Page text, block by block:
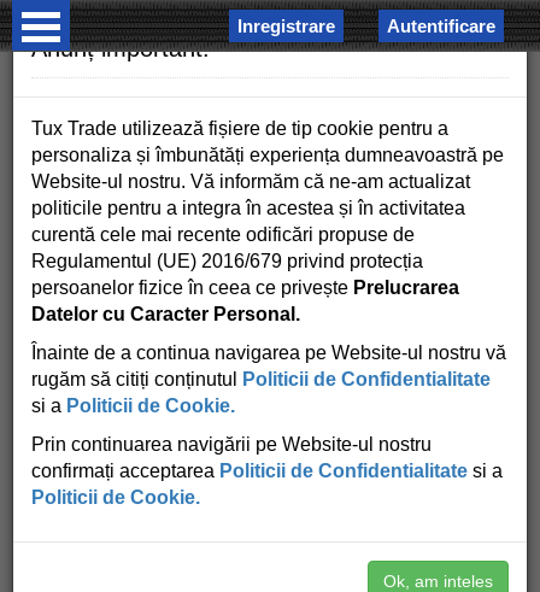
Inregistrare Autentificare
COSUL MEU
0 produse - 0.00 RON
Acasa Anvelope all seasons
×
Anunț important!
Tux Trade utilizează fișiere de tip cookie pentru a
personaliza și îmbunătăți experiența dumneavoastră pe
Website-ul nostru. Vă informăm că ne-am actualizat
politicile pentru a integra în acestea și în activitatea
curentă cele mai recente odificări propuse de
Regulamentul (UE) 2016/679 privind protecția
persoanelor fizice în ceea ce privește Prelucrarea
Datelor cu Caracter Personal.
Înainte de a continua navigarea pe Website-ul nostru vă
rugăm să citiți conținutul
Politicii de Confidentialitate
si a Politicii de Cookie.
Prin continuarea navigării pe Website-ul nostru
confirmați acceptarea Politicii de Confidentialitate si a
Politicii de Cookie.
Ok, am inteles